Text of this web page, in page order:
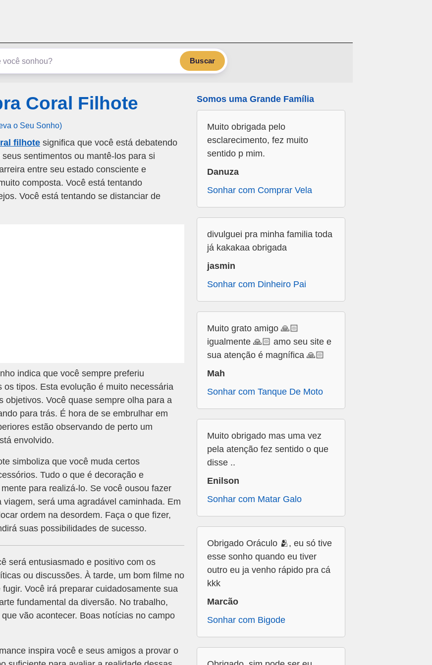
Buscar
Coral Filhote
o Seu Sonho)
filhote significa que você está debatendo
sentimentos ou mantê-los para si
entre seu estado consciente e
composta. Você está tentando
Você está tentando se distanciar de
indica que você sempre preferiu
tipos. Esta evolução é muito necessária
objetivos. Você quase sempre olha para a
para trás. É hora de se embrulhar em
estão observando de perto um
envolvido.
simboliza que você muda certos
Tudo o que é decoração e
para realizá-lo. Se você ousou fazer
será uma agradável caminhada. Em
ordem na desordem. Faça o que fizer,
suas possibilidades de sucesso.
será entusiasmado e positivo com os
ou discussões. À tarde, um bom filme no
Você irá preparar cuidadosamente sua
fundamental da diversão. No trabalho,
vão acontecer. Boas notícias no campo
inspira você e seus amigos a provar o
Somos uma Grande Família
Muito obrigada pelo
esclarecimento, fez muito
sentido p mim.
Danuza
Sonhar com Comprar Vela
divulguei pra minha familia toda
já kakakaa obrigada
jasmin
Sonhar com Dinheiro Pai
Muito grato amigo 🙏🏻
igualmente 🙏🏻 amo seu site e
sua atenção é magnífica 🙏🏻
Mah
Sonhar com Tanque De Moto
Muito obrigado mas uma vez
pela atenção fez sentido o que
disse ..
Enilson
Sonhar com Matar Galo
Obrigado Oráculo 🫂, eu só tive
esse sonho quando eu tiver
outro eu ja venho rápido pra cá
kkk
Marcão
Sonhar com Bigode